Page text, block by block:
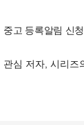
중고 등록알림 신청
관심 저자, 시리즈